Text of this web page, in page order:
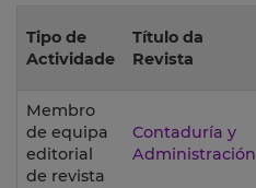
Tipo de
Actividade
Título da
Revista
Membro
de equipa
editorial
de revista
Contaduría y
Administración